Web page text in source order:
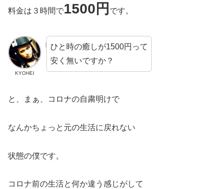
料金は３時間で1500円 です。
KYOHEI
ひと時の癒しが1500円って
安く無いですか？
と、まぁ、コロナの自粛明けで
なんかちょっと元の生活に戻れない
状態の僕です。
コロナ前の生活と何か違う感じがして